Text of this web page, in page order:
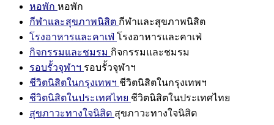
หอพัก หอพัก
กีฬาและสุขภาพนิสิต กีฬาและสุขภาพนิสิต
โรงอาหารและคาเฟ่ โรงอาหารและคาเฟ่
กิจกรรมและชมรม กิจกรรมและชมรม
รอบรั้วจุฬาฯ รอบรั้วจุฬาฯ
ชีวิตนิสิตในกรุงเทพฯ ชีวิตนิสิตในกรุงเทพฯ
ชีวิตนิสิตในประเทศไทย ชีวิตนิสิตในประเทศไทย
สุขภาวะทางใจนิสิต สุขภาวะทางใจนิสิต